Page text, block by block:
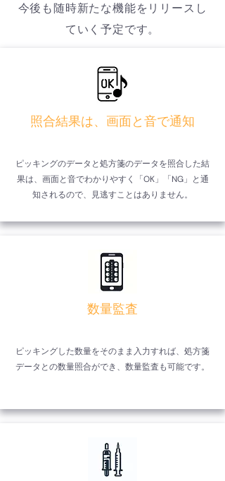
今後も随時新たな機能をリリースし
ていく予定です。
照合結果は、画面と音で通知
ピッキングのデータと処方箋のデータを照合した結
果は、画面と音でわかりやすく「OK」「NG」と通
知されるので、見逃すことはありません。
数量監査
ピッキングした数量をそのまま入力すれば、処方箋
データとの数量照合ができ、数量監査も可能です。